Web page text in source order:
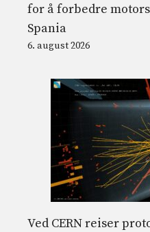
for å forbedre
Spania
6. august 2026
Ved CERN reiser